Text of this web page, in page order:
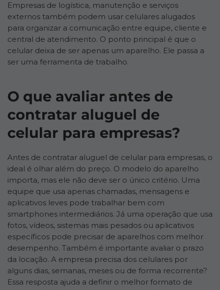
Empresas de logística, manutenção e serviços
externos também podem usar celulares alugados
para organizar a comunicação entre equipe, cliente e
central de atendimento. O ponto principal é que o
celular deixa de ser apenas um aparelho. Ele passa a
ser uma ferramenta de trabalho.
O que avaliar antes de
contratar aluguel de
celular para empresas?
Antes de contratar aluguel de celular para empresas, o
ideal é olhar além do preço. O modelo do aparelho
importa, mas ele não deve ser o único critério. Uma
equipe que usa apenas chamadas, mensagens e
aplicativos leves pode trabalhar bem com
smartphones intermediários. Já uma operação que usa
fotos, vídeos, sistemas mais pesados ou aplicativos
específicos pode precisar de aparelhos com melhor
desempenho. Também é importante avaliar o prazo
da locação. A empresa precisa dos celulares por
alguns dias, semanas, meses ou de forma recorrente?
Essa resposta ajuda a definir o melhor formato de